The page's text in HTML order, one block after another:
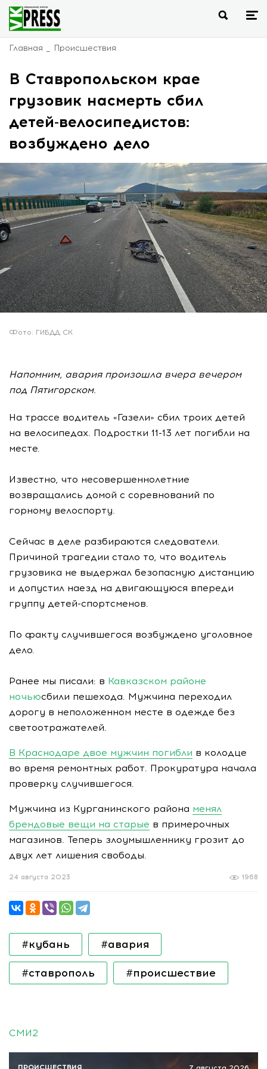
Главная Происшествия
В Ставропольском крае
грузовик насмерть сбил
детей-велосипедистов:
возбуждено дело
Фото: ГИБДД СК
Напомним, авария произошла вчера вечером
под Пятигорском.
На трассе водитель «Газели» сбил троих детей
на велосипедах. Подростки 11-13 лет погибли на
месте.
Известно, что несовершеннолетние
возвращались домой с соревнований по
горному велоспорту.
Сейчас в деле разбираются следователи.
Причиной трагедии стало то, что водитель
грузовика не выдержал безопасную дистанцию
и допустил наезд на двигающуюся впереди
группу детей-спортсменов.
По факту случившегося возбуждено уголовное
дело.
Ранее мы писали: в Кавказском районе
ночьюсбили пешехода. Мужчина переходил
дорогу в неположенном месте в одежде без
светоотражателей.
В Краснодаре двое мужчин погибли в колодце
во время ремонтных работ. Прокуратура начала
проверку случившегося.
Мужчина из Курганинского района менял
брендовые вещи на старые в примерочных
магазинов. Теперь злоумышленнику грозит до
двух лет лишения свободы.
1968
24 августа 2023
#кубань #авария
#ставрополь #происшествие
СМИ2
ПРОИСШЕСТВИЯ